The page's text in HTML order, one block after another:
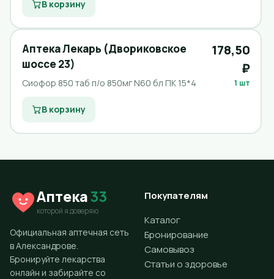
В корзину
Аптека Лекарь (Двориковское
шоссе 23)
Сиофор 850 таб п/о 850мг N60 бл ПК 15*4
178,50
₽
1 шт
В корзину
Аптека33
которой я доверяю
Официальная аптечная сеть
в Александрове.
Бронируйте лекарства
онлайн и забирайте со
Покупателям
Каталог
Бронирование
Самовывоз
Статьи о здоровье